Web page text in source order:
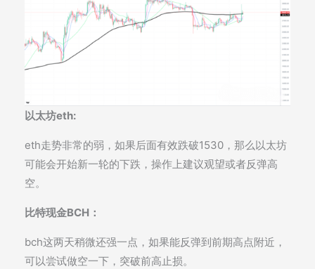
以太坊eth:
eth走势非常的弱，如果后面有效跌破1530，那么以太坊
可能会开始新一轮的下跌，操作上建议观望或者反弹高
空。
比特现金BCH：
bch这两天稍微还强一点，如果能反弹到前期高点附近，
可以尝试做空一下，突破前高止损。